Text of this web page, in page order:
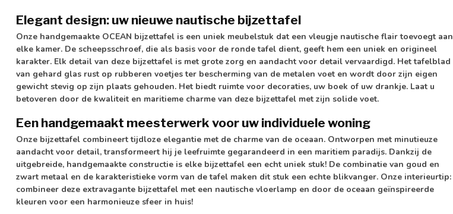
Elegant design: uw nieuwe nautische bijzettafel
Onze handgemaakte OCEAN bijzettafel is een uniek meubelstuk dat een vleugje nautische flair toevoegt aan
elke kamer. De scheepsschroef, die als basis voor de ronde tafel dient, geeft hem een ​​uniek en origineel
karakter. Elk detail van deze bijzettafel is met grote zorg en aandacht voor detail vervaardigd. Het tafelblad
van gehard glas rust op rubberen voetjes ter bescherming van de metalen voet en wordt door zijn eigen
gewicht stevig op zijn plaats gehouden. Het biedt ruimte voor decoraties, uw boek of uw drankje. Laat u
betoveren door de kwaliteit en maritieme charme van deze bijzettafel met zijn solide voet.
Een handgemaakt meesterwerk voor uw individuele woning
Onze bijzettafel combineert tijdloze elegantie met de charme van de oceaan. Ontworpen met minutieuze
aandacht voor detail, transformeert hij je leefruimte gegarandeerd in een maritiem paradijs. Dankzij de
uitgebreide, handgemaakte constructie is elke bijzettafel een echt uniek stuk! De combinatie van goud en
zwart metaal en de karakteristieke vorm van de tafel maken dit stuk een echte blikvanger. Onze interieurtip:
combineer deze extravagante bijzettafel met een nautische vloerlamp en door de oceaan geïnspireerde
kleuren voor een harmonieuze sfeer in huis!